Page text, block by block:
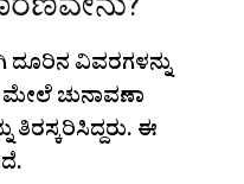
ದೂರಿನ ವಿವರಗಳನ್ನು
ಚುನಾವಣಾ
ತಿರಸ್ಕರಿಸಿದ್ದರು. ಈ